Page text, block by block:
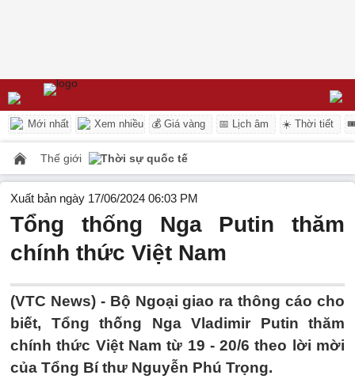
Mới nhất Xem nhiều 💰 Giá vàng 📅 Lịch âm ☀️ Thời tiết
Thế giới Thời sự quốc tế
Xuất bản ngày 17/06/2024 06:03 PM
Tổng thống Nga Putin thăm
chính thức Việt Nam
(VTC News) - Bộ Ngoại giao ra thông cáo cho
biết, Tổng thống Nga Vladimir Putin thăm
chính thức Việt Nam từ 19 - 20/6 theo lời mời
của Tổng Bí thư Nguyễn Phú Trọng.